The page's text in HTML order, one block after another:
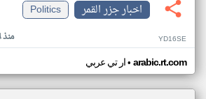
اخبار جزر القمر
Politics
منذ ٦ أشهر YD16SE
ار تي عربي• arabic.rt.com